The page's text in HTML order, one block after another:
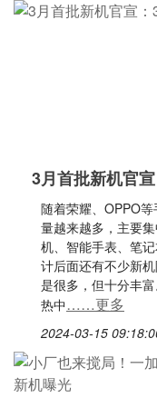
3月首批新机官
随着荣耀、OPPO
量越来越多，主要
机、智能手表、笔
计后面还有不少新
是很多，但十分丰
热中……更多
2024-03-15